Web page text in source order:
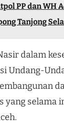
PP dan WH
Tanjong
dalam
Undang-
yang selama